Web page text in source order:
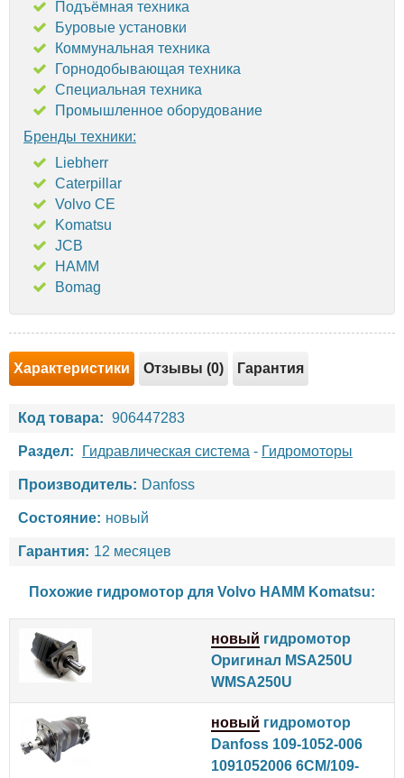
Подъёмная техника
Буровые установки
Коммунальная техника
Горнодобывающая техника
Специальная техника
Промышленное оборудование
Бренды техники:
Liebherr
Caterpillar
Volvo CE
Komatsu
JCB
HAMM
Bomag
Характеристики Отзывы (0) Гарантия
Код товара: 906447283
Раздел: Гидравлическая система - Гидромоторы
Производитель: Danfoss
Состояние: новый
Гарантия: 12 месяцев
Похожие гидромотор для Volvo HAMM Komatsu:
новый гидромотор
Оригинал MSA250U
WMSA250U
новый гидромотор
Danfoss 109-1052-006
1091052006 6CM/109-